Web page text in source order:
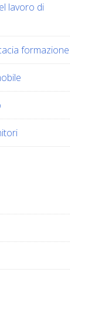
lavoro di
formazione​​